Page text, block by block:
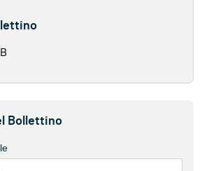
Bollettino